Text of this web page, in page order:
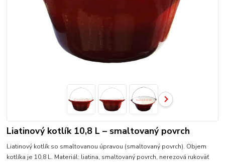
Liatinový kotlík 10,8 L – smaltovaný povrch
Liatinový kotlík so smaltovanou úpravou (smaltovaný povrch). Objem
kotlíka je 10,8 L. Materiál: liatina, smaltovaný povrch, nerezová rukoväť